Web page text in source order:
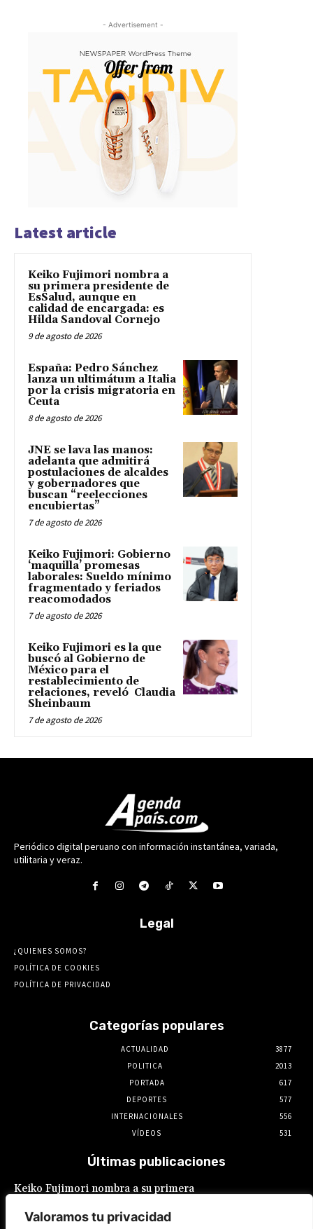
Valoramos tu privacidad
- Advertisement -
Latest article
Keiko Fujimori nombra a
su primera presidente de
EsSalud, aunque en
calidad de encargada: es
Hilda Sandoval Cornejo
9 de agosto de 2026
España: Pedro Sánchez
lanza un ultimátum a Italia
por la crisis migratoria en
Ceuta
8 de agosto de 2026
JNE se lava las manos:
adelanta que admitirá
postulaciones de alcaldes
y gobernadores que
buscan “reelecciones
encubiertas”
7 de agosto de 2026
Keiko Fujimori: Gobierno
‘maquilla’ promesas
laborales: Sueldo mínimo
fragmentado y feriados
reacomodados
7 de agosto de 2026
Keiko Fujimori es la que
buscó al Gobierno de
México para el
restablecimiento de
relaciones, reveló Claudia
Sheinbaum
7 de agosto de 2026
Periódico digital peruano con información instantánea, variada,
utilitaria y veraz.
Legal
¿QUIENES SOMOS?
POLÍTICA DE COOKIES
POLÍTICA DE PRIVACIDAD
Categorías populares
ACTUALIDAD
3877
POLITICA
2013
PORTADA
617
DEPORTES
577
INTERNACIONALES
556
VÍDEOS
531
Últimas publicaciones
Keiko Fujimori nombra a su primera
encargada: es Hilda Sandoval Cornejo